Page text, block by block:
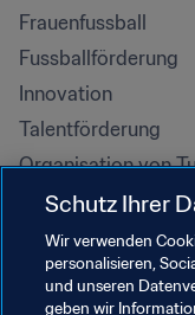
Frauenfussball
Fussballförderung
Innovation
Talentförderung
Organisation von
Nachhaltigkeit
Menschenrechte
Antidiskriminierung
Gesundheit und
Schutz Ihrer
Wir verwenden
personalisieren,
und unseren
geben wir